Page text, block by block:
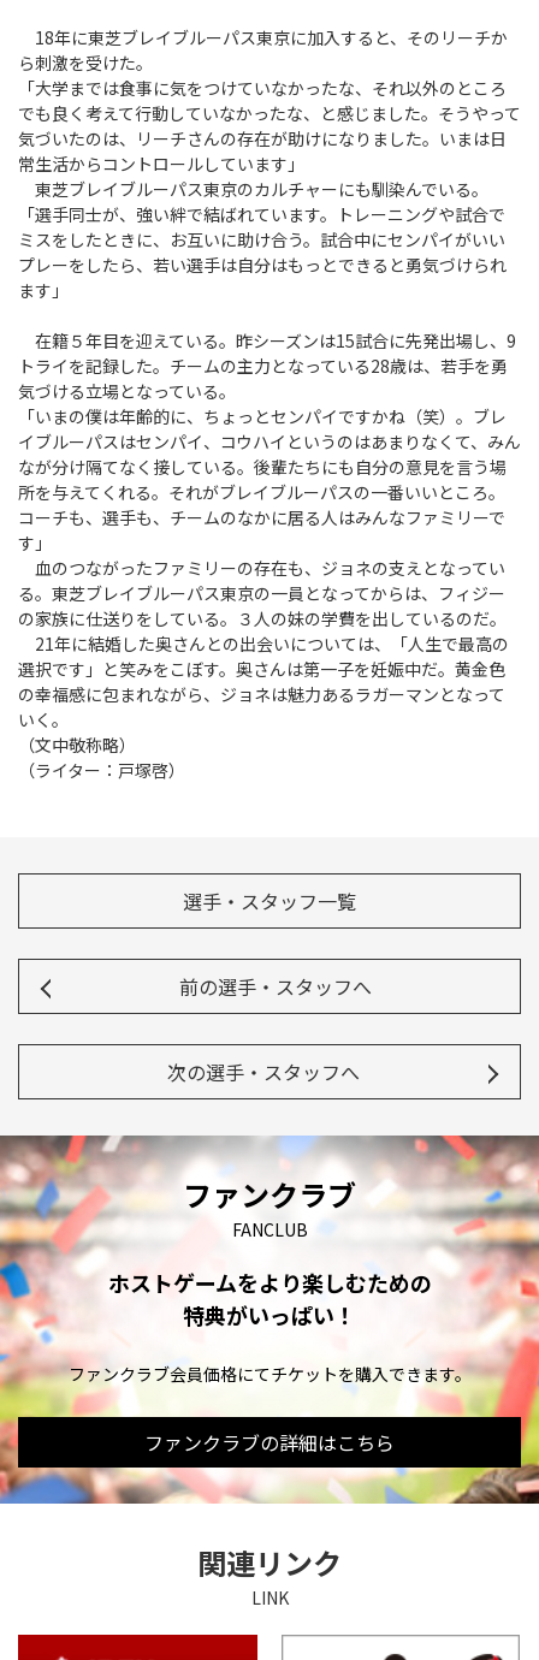
18年に東芝ブレイブルーパス東京に加入すると、そのリーチか
ら刺激を受けた。
「大学までは食事に気をつけていなかったな、それ以外のところ
でも良く考えて行動していなかったな、と感じました。そうやって
気づいたのは、リーチさんの存在が助けになりました。いまは日
常生活からコントロールしています」
東芝ブレイブルーパス東京のカルチャーにも馴染んでいる。
「選手同士が、強い絆で結ばれています。トレーニングや試合で
ミスをしたときに、お互いに助け合う。試合中にセンパイがいい
プレーをしたら、若い選手は自分はもっとできると勇気づけられ
ます」
在籍５年目を迎えている。昨シーズンは15試合に先発出場し、9
トライを記録した。チームの主力となっている28歳は、若手を勇
気づける立場となっている。
「いまの僕は年齢的に、ちょっとセンパイですかね（笑）。ブレ
イブルーパスはセンパイ、コウハイというのはあまりなくて、みん
なが分け隔てなく接している。後輩たちにも自分の意見を言う場
所を与えてくれる。それがブレイブルーパスの一番いいところ。
コーチも、選手も、チームのなかに居る人はみんなファミリーで
す」
血のつながったファミリーの存在も、ジョネの支えとなってい
る。東芝ブレイブルーパス東京の一員となってからは、フィジー
の家族に仕送りをしている。３人の妹の学費を出しているのだ。
21年に結婚した奥さんとの出会いについては、「人生で最高の
選択です」と笑みをこぼす。奥さんは第一子を妊娠中だ。黄金色
の幸福感に包まれながら、ジョネは魅力あるラガーマンとなって
いく。
（文中敬称略）
（ライター：戸塚啓）
選手・スタッフ一覧
前の選手・スタッフへ
次の選手・スタッフへ
ファンクラブ
FANCLUB
ホストゲームをより楽しむための
特典がいっぱい！
ファンクラブ会員価格にてチケットを購入できます。
ファンクラブの詳細はこちら
関連リンク
LINK